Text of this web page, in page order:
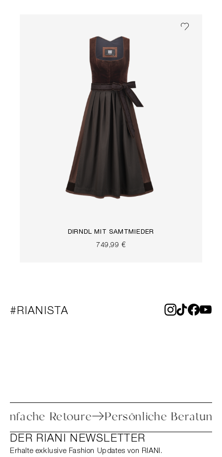
DIRNDL MIT SAMTMIEDER
749,99 €
#RIANISTA
Retoure Persönliche Beratung
DER RIANI NEWSLETTER
Erhalte exklusive Fashion Updates von RIANI.